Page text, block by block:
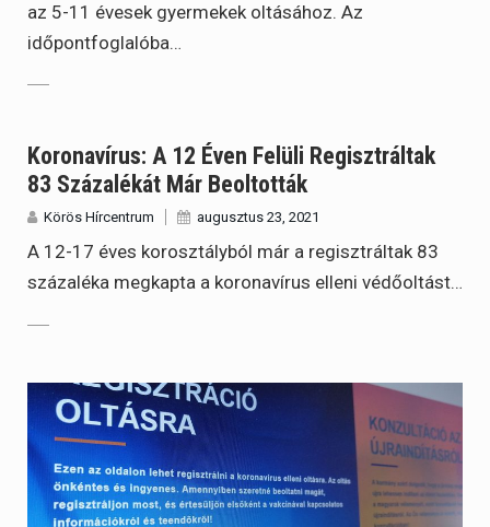
az 5-11 évesek gyermekek oltásához. Az
időpontfoglalóba…
Koronavírus: A 12 Éven Felüli Regisztráltak
83 Százalékát Már Beoltották
Körös Hírcentrum augusztus 23, 2021
A 12-17 éves korosztályból már a regisztráltak 83
százaléka megkapta a koronavírus elleni védőoltást…